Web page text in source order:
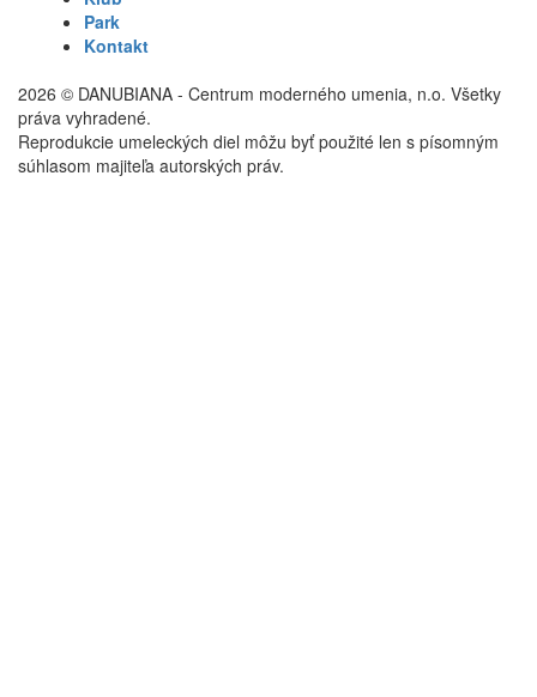
Park
Kontakt
2026 © DANUBIANA - Centrum moderného umenia, n.o. Všetky
práva vyhradené.
Reprodukcie umeleckých diel môžu byť použité len s písomným
súhlasom majiteľa autorských práv.